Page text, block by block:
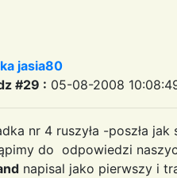
jasia80
#29 : 05-08-2008
nr 4 ruszyła -poszła jak
do odpowiedzi
napisal jako pierwszy i